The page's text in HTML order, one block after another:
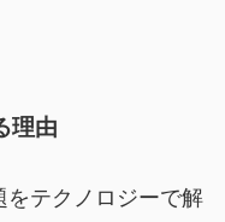
理由
をテクノロジーで解